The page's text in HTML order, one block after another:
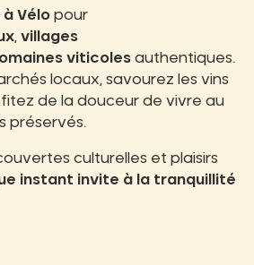
à Vélo pour
villages
viticoles authentiques.
locaux, savourez les vins
de la douceur de vivre au
préservés.
culturelles et plaisirs
instant invite à la tranquillité